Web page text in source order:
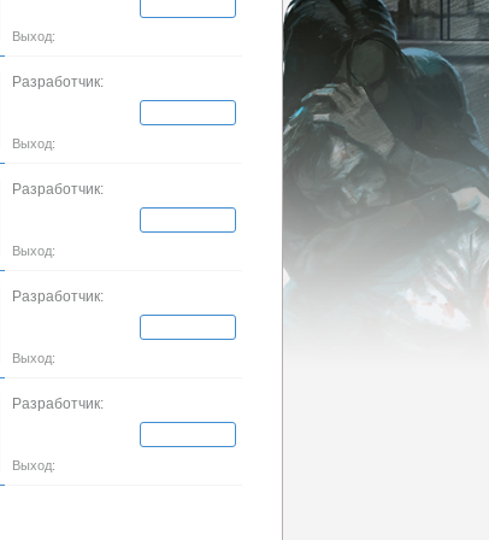
Выход:
Разработчик:
Выход:
Разработчик:
Выход:
Разработчик:
Выход:
Разработчик:
Выход: